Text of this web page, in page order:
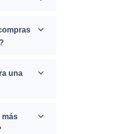
una
más